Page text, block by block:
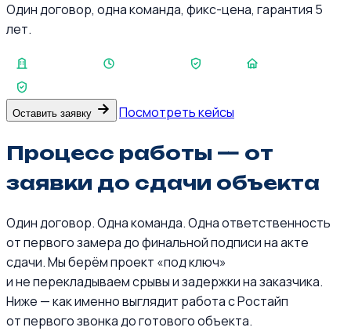
Один договор, одна команда, фикс-цена, гарантия 5
лет.
Оставить заявку Посмотреть кейсы
Процесс работы — от
заявки до сдачи объекта
Один договор. Одна команда. Одна ответственность
от первого замера до финальной подписи на акте
сдачи. Мы берём проект «под ключ»
и не перекладываем срывы и задержки на заказчика.
Ниже — как именно выглядит работа с Ростайп
от первого звонка до готового объекта.